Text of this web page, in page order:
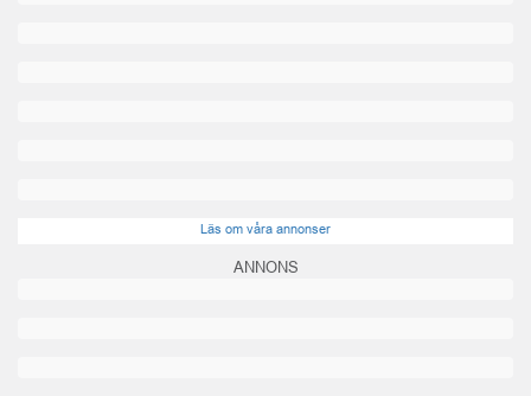
Läs om våra annonser
ANNONS